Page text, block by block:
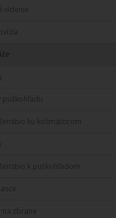
videnie
ku kolimátorom
k puškohľadom
zbrane